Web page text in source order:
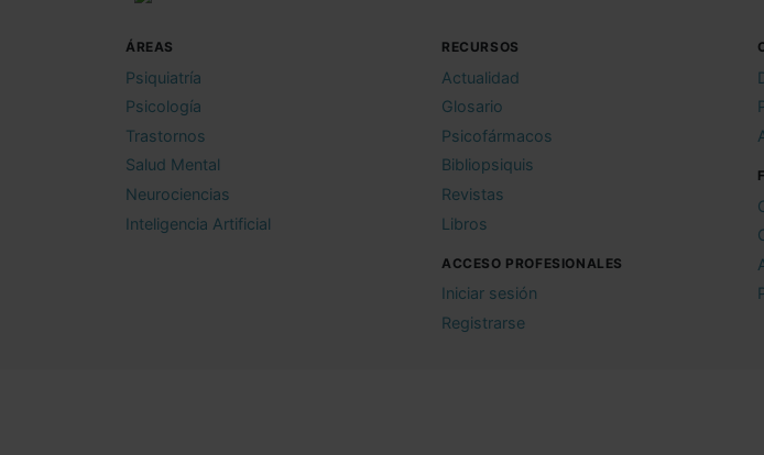
ÁREAS
Psiquiatría
Psicología
Trastornos
Salud Mental
Neurociencias
Inteligencia Artificial
RECURSOS
Actualidad
Glosario
Psicofármacos
Bibliopsiquis
Revistas
Libros
ACCESO PROFESIONALES
Iniciar sesión
Registrarse